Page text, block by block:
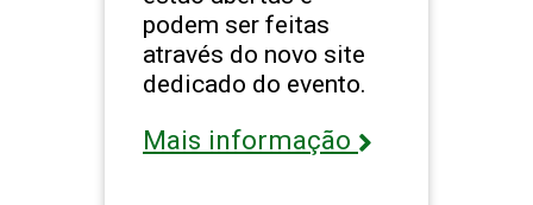
podem ser feitas
através do novo site
dedicado do evento.
Mais informação